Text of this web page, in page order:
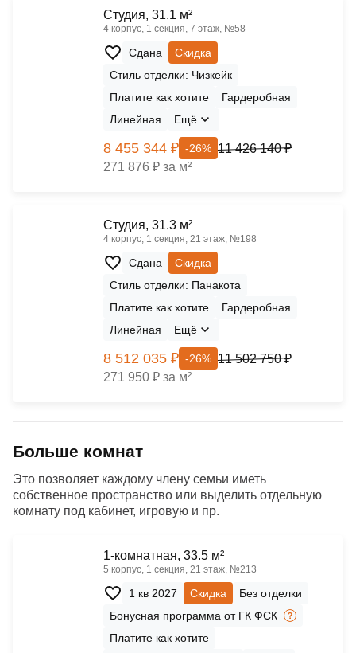
Cтудия, 31.1 м²
4 корпус, 1 секция, 7 этаж, №58
Сдана
Скидка
Стиль отделки: Чизкейк
Платите как хотите
Гардеробная
Линейная
Ещё
8 455 344 ₽ -26% 11 426 140 ₽
271 876 ₽ за м²
Cтудия, 31.3 м²
4 корпус, 1 секция, 21 этаж, №198
Сдана
Скидка
Стиль отделки: Панакота
Платите как хотите
Гардеробная
Линейная
Ещё
8 512 035 ₽ -26% 11 502 750 ₽
271 950 ₽ за м²
Больше комнат
Это позволяет каждому члену семьи иметь
собственное пространство или выделить отдельную
комнату под кабинет, игровую и пр.
1-комнатная, 33.5 м²
5 корпус, 1 секция, 21 этаж, №213
1 кв 2027 Скидка
Без отделки
Бонусная программа от ГК ФСК
Платите как хотите